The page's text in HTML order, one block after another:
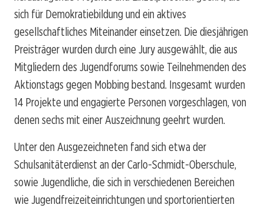
sich für Demokratiebildung und ein aktives
gesellschaftliches Miteinander einsetzen. Die diesjährigen
Preisträger wurden durch eine Jury ausgewählt, die aus
Mitgliedern des Jugendforums sowie Teilnehmenden des
Aktionstags gegen Mobbing bestand. Insgesamt wurden
14 Projekte und engagierte Personen vorgeschlagen, von
denen sechs mit einer Auszeichnung geehrt wurden.
Unter den Ausgezeichneten fand sich etwa der
Schulsanitäterdienst an der Carlo-Schmidt-Oberschule,
sowie Jugendliche, die sich in verschiedenen Bereichen
wie Jugendfreizeiteinrichtungen und sportorientierten